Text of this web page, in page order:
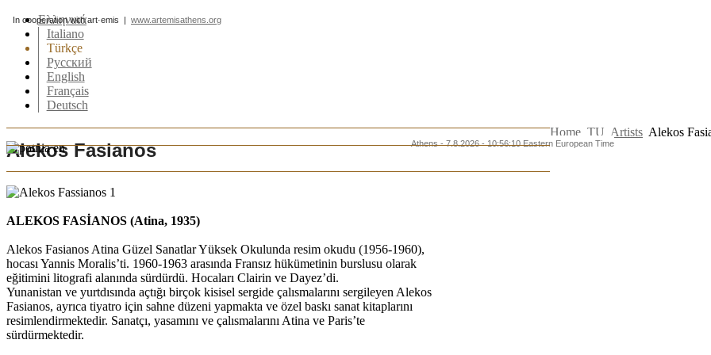
Ελληνικά
Italiano
Türkçe
Pусский
English
Français
Deutsch
Athens - 7.8.2026 - 10:56:10 Eastern European Time
Home TU Artists Alekos
Alekos Fasianos
ALEKOS FASİANOS (Atina, 1935)
Alekos Fasianos Atina Güzel Sanatlar Yüksek Okulunda resim okudu (1956-1960),
hocası Yannis Moralis’ti. 1960-1963 arasında Fransız hükümetinin burslusu olarak
eğitimini litografi alanında sürdürdü. Hocaları Clairin ve Dayez’di.
Yunanistan ve yurtdısında açtığı birçok kisisel sergide çalısmalarını sergileyen Alekos
Fasianos, ayrıca tiyatro için sahne düzeni yapmakta ve özel baskı sanat kitaplarını
resimlendirmektedir. Sanatçı, yasamını ve çalısmalarını Atina ve Paris’te
sürdürmektedir.
In cooperation with art·emis | www.artemisathens.org